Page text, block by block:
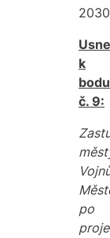
2030
k
bodu
č. 9:
po